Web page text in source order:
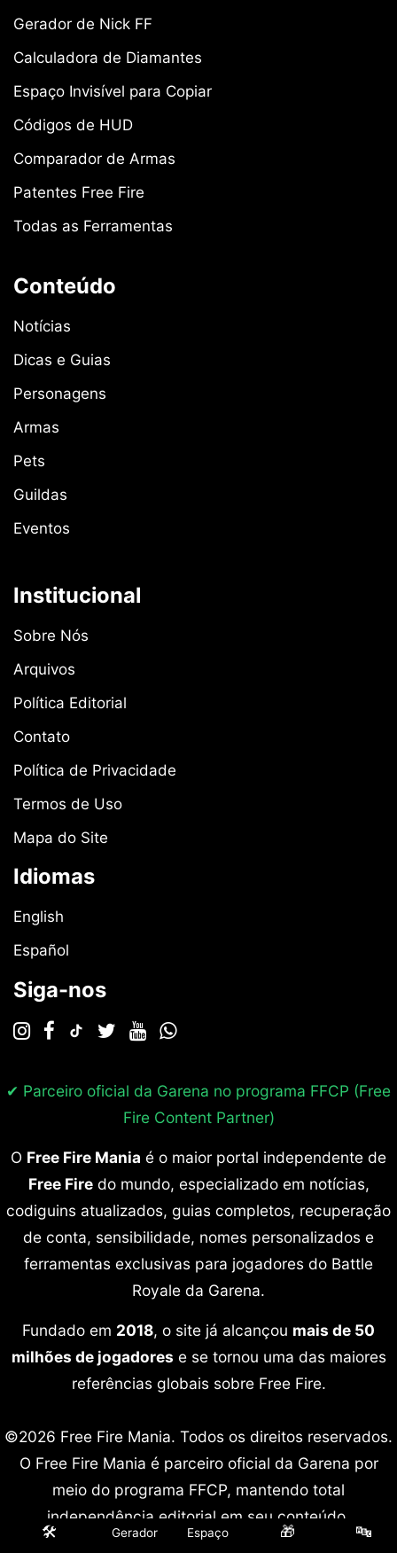
Gerador de Nick FF
Calculadora de Diamantes
Espaço Invisível para Copiar
Códigos de HUD
Comparador de Armas
Patentes Free Fire
Todas as Ferramentas
Conteúdo
Notícias
Dicas e Guias
Personagens
Armas
Pets
Guildas
Eventos
Institucional
Sobre Nós
Arquivos
Política Editorial
Contato
Política de Privacidade
Termos de Uso
Mapa do Site
Idiomas
English
Español
Siga-nos
✔ Parceiro oficial da Garena no programa FFCP (Free
Fire Content Partner)
O Free Fire Mania é o maior portal independente de
Free Firedo mundo, especializado em notícias,
codiguins atualizados, guias completos, recuperação
de conta, sensibilidade, nomes personalizados e
ferramentas exclusivas para jogadores do Battle
Royale da Garena.
Fundado em 2018, o site já alcançou mais de 50
milhões de jogadores e se tornou uma das maiores
referências globais sobre Free Fire.
©2026 Free Fire Mania. Todos os direitos reservados.
O Free Fire Mania é parceiro oficial da Garena por
meio do programa FFCP, mantendo total
independência editorial em seu conteúdo.
Free Fire é marca registrada da Garena International.
🛠️
Gerador
Espaço
🎁 🔤